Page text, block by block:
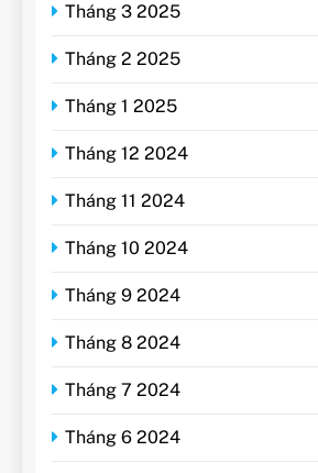
Tháng 3 2025
Tháng 2 2025
Tháng 1 2025
Tháng 12 2024
Tháng 11 2024
Tháng 10 2024
Tháng 9 2024
Tháng 8 2024
Tháng 7 2024
Tháng 6 2024